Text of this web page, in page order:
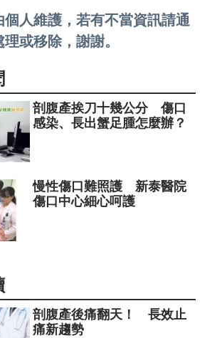
人維護，若有不當資訊請通
或移除，謝謝。
剖腹產挨刀十幾公分 傷口
感染、長出蟹足腫怎麼辦？
慢性傷口難照護 新泰醫院
傷口中心細心呵護
剖腹產後痛翻天！ 長效止
痛新趨勢